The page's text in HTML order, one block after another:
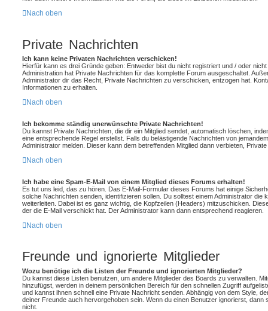
Nach oben
Private Nachrichten
Ich kann keine Privaten Nachrichten verschicken!
Hierfür kann es drei Gründe geben: Entweder bist du nicht registriert und / oder
Administration hat Private Nachrichten für das komplette Forum ausgeschaltet.
Administrator dir das Recht, Private Nachrichten zu verschicken, entzogen hat.
Informationen zu erhalten.
Nach oben
Ich bekomme ständig unerwünschte Private Nachrichten!
Du kannst Private Nachrichten, die dir ein Mitglied sendet, automatisch löschen,
eine entsprechende Regel erstellst. Falls du belästigende Nachrichten von
Administrator melden. Dieser kann dem betreffenden Mitglied dann verbieten,
Nach oben
Ich habe eine Spam-E-Mail von einem Mitglied dieses Forums erhalten!
Es tut uns leid, das zu hören. Das E-Mail-Formular dieses Forums hat einige
solche Nachrichten senden, identifizieren sollen. Du solltest einem Administrator die
weiterleiten. Dabei ist es ganz wichtig, die Kopfzeilen (Headers) mitzuschicken.
der die E-Mail verschickt hat. Der Administrator kann dann entsprechend reagieren.
Nach oben
Freunde und ignorierte Mitglieder
Wozu benötige ich die Listen der Freunde und ignorierten Mitglieder?
Du kannst diese Listen benutzen, um andere Mitglieder des Boards zu verwalten.
hinzufügst, werden in deinem persönlichen Bereich für den schnellen Zugriff
und kannst ihnen schnell eine Private Nachricht senden. Abhängig von dem Style,
deiner Freunde auch hervorgehoben sein. Wenn du einen Benutzer ignorierst, dann
nicht.